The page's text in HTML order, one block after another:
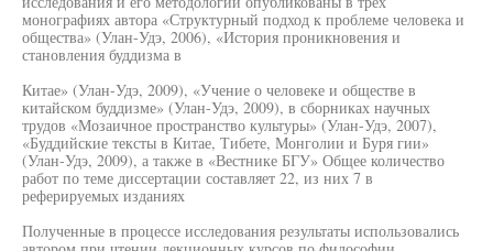
монографиях автора «Структурный подход к проблеме человека и
общества» (Улан-Удэ, 2006), «История проникновения и
становления буддизма в
Китае» (Улан-Удэ, 2009), «Учение о человеке и обществе в
китайском буддизме» (Улан-Удэ, 2009), в сборниках научных
трудов «Мозаичное пространство культуры» (Улан-Удэ, 2007),
«Буддийские тексты в Китае, Тибете, Монголии и Буря гии»
(Улан-Удэ, 2009), а также в «Вестнике БГУ» Общее количество
работ по теме диссертации составляет 22, из них 7 в
реферируемых изданиях
Полученные в процессе исследования результаты использовались